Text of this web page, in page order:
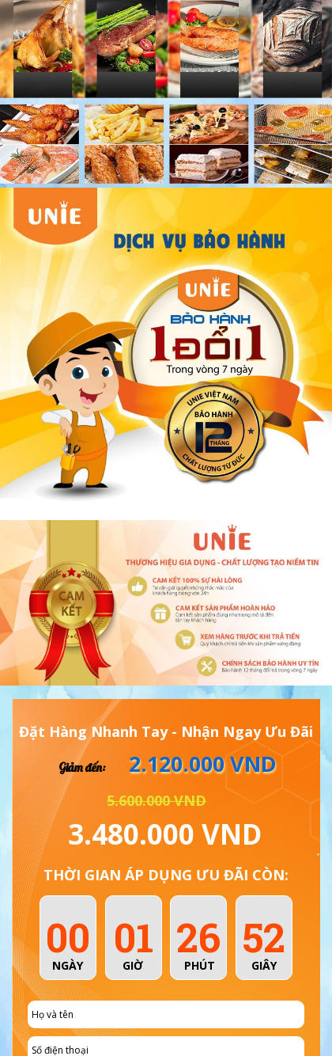
Đặt Hàng Nhanh Tay - Nhận Ngay Ưu Đãi
Giảm đến: 2.120.000 VND
5.600.000 VND
3.480.000 VND
THỜI GIAN ÁP DỤNG ƯU ĐÃI CÒN:
00 01 26 51
NGÀY GIỜ PHÚT GIÂY